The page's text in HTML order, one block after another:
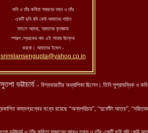
কবি ও তাঁর কবিতা সম্বন্ধে তথ্য ও তাঁর
একটি ছবি যদি কেউ আমাদের পাঠান
তাহলে আমরা, আমাদের কৃতজ্ঞতা
স্পরূপ প্রেরকের নাম এই পাতায় উল্লেখ
করবো। আমাদের ইমেল -
srimilansengupta@yahoo.co.in